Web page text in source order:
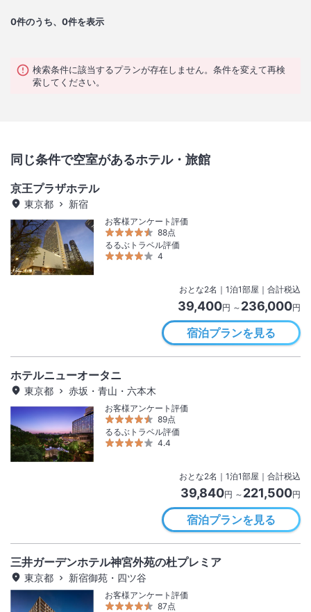
0件のうち、0件を表示
検索条件に該当するプランが存在しません。条件を変えて再検
索してください。
同じ条件で空室があるホテル・旅館
京王プラザホテル
東京都 新宿
お客様アンケート評価
88点
るるぶトラベル評価
4
おとな2名 ｜ 1泊1部屋｜合計税込
39,400円 ～ 236,000円
宿泊プランを見る
ホテルニューオータニ
東京都 赤坂・青山・六本木
お客様アンケート評価
89点
るるぶトラベル評価
4.4
おとな2名 ｜ 1泊1部屋｜合計税込
39,840円 ～ 221,500円
宿泊プランを見る
三井ガーデンホテル神宮外苑の杜プレミア
東京都 新宿御苑・四ツ谷
お客様アンケート評価
87点